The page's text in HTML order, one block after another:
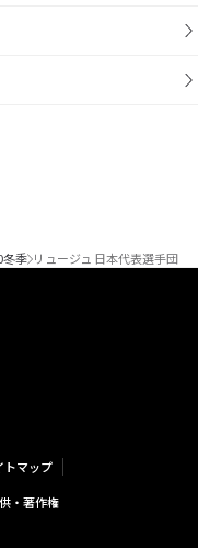
冬季 リュージュ 日本代表選手団
トマップ
・著作権